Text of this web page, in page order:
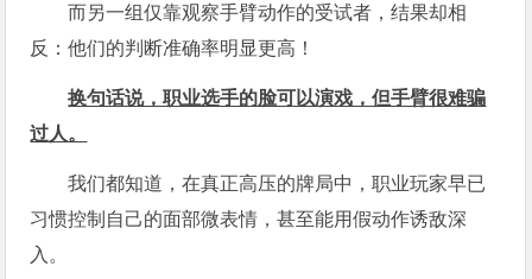
而另一组仅靠观察手臂动作的受试者，结果却相
反：他们的判断准确率明显更高！
换句话说，职业选手的脸可以演戏，但手臂很难骗
过人。
我们都知道，在真正高压的牌局中，职业玩家早已
习惯控制自己的面部微表情，甚至能用假动作诱敌深
入。